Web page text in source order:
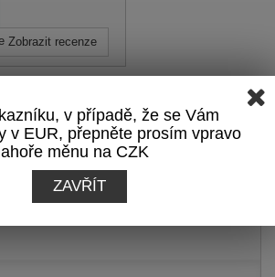
Zobrazit recenze
v případě, že se Vám
v EUR, přepněte prosím vpravo
měnu na CZK
ZAVŘÍT